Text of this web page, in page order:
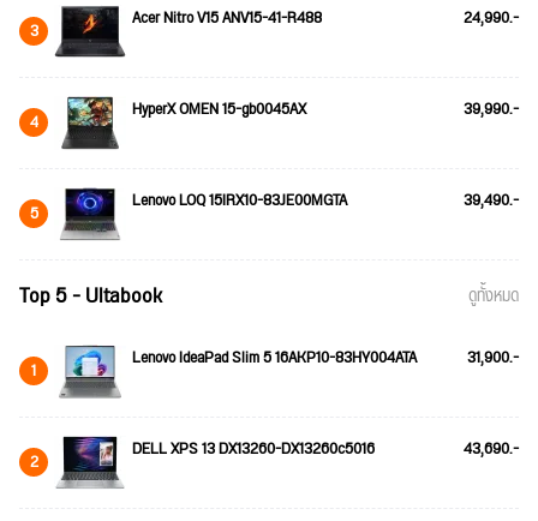
3 Acer Nitro V15 ANV15-41-R488 24,990.-
4 HyperX OMEN 15-gb0045AX 39,990.-
5 Lenovo LOQ 15IRX10-83JE00MGTA 39,490.-
Top 5 - Ultabook ดูทั้งหมด
1 Lenovo IdeaPad Slim 5 16AKP10-83HY004ATA 31,900.-
2 DELL XPS 13 DX13260-DX13260c5016 43,690.-